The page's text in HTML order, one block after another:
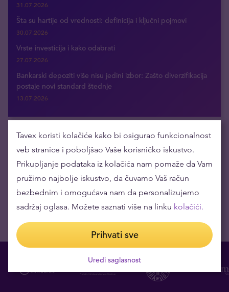
31.07.2026
Šta su hartije od vrednosti: definicija i ključni pojmovi
30.07.2026
Vrste investicija i kako odabrati
27.07.2026
Bankarski depoziti više nisu jedini izbor: Zašto diverzifikacija
postaje novi standard štednje
13.07.2026
Dobijajte najnovije vesti putem e-maila
Tavex koristi kolačiće kako bi osigurao funkcionalnost
veb stranice i poboljšao Vaše korisničko iskustvo.
Prikupljanje podataka iz kolačića nam pomaže da Vam
pružimo najbolje iskustvo, da čuvamo Vaš račun
bezbednim i omogućava nam da personalizujemo
sadržaj oglasa. Možete saznati više na linku kolačići.
Prihvati sve
Uredi saglasnost